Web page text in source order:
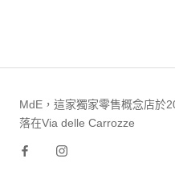
MdE，這家獨家零售概念店於
落在Via delle Carrozze